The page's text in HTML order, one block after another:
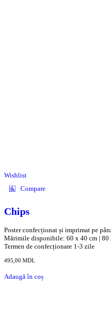
Wishlist
Compare
Chips
Poster confecționat și imprimat pe
Mărimile disponibile: 60 x 40 cm | 80
Termen de confecționare 1-3 zile
495,00 MDL
Adaugă în coș